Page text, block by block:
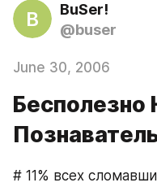
B
BuSer!
@buser
June 30, 2006
Бесполезно
# 11% всех